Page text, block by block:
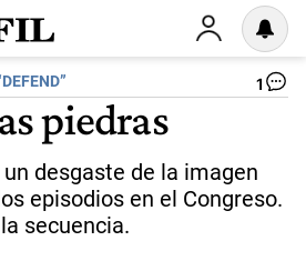
1
piedras
desgaste de la imagen
episodios en el Congreso.
secuencia.